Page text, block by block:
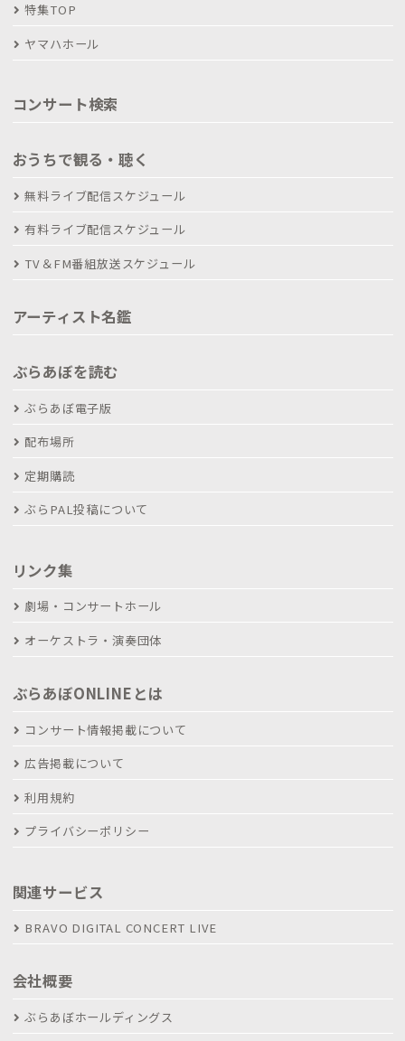
特集TOP
ヤマハホール
コンサート検索
おうちで観る・聴く
無料ライブ配信スケジュール
有料ライブ配信スケジュール
TV＆FM番組放送スケジュール
アーティスト名鑑
ぶらあぼを読む
ぶらあぼ電子版
配布場所
定期購読
ぶらPAL投稿について
リンク集
劇場・コンサートホール
オーケストラ・演奏団体
ぶらあぼONLINEとは
コンサート情報掲載について
広告掲載について
利用規約
プライバシーポリシー
関連サービス
BRAVO DIGITAL CONCERT LIVE
会社概要
ぶらあぼホールディングス